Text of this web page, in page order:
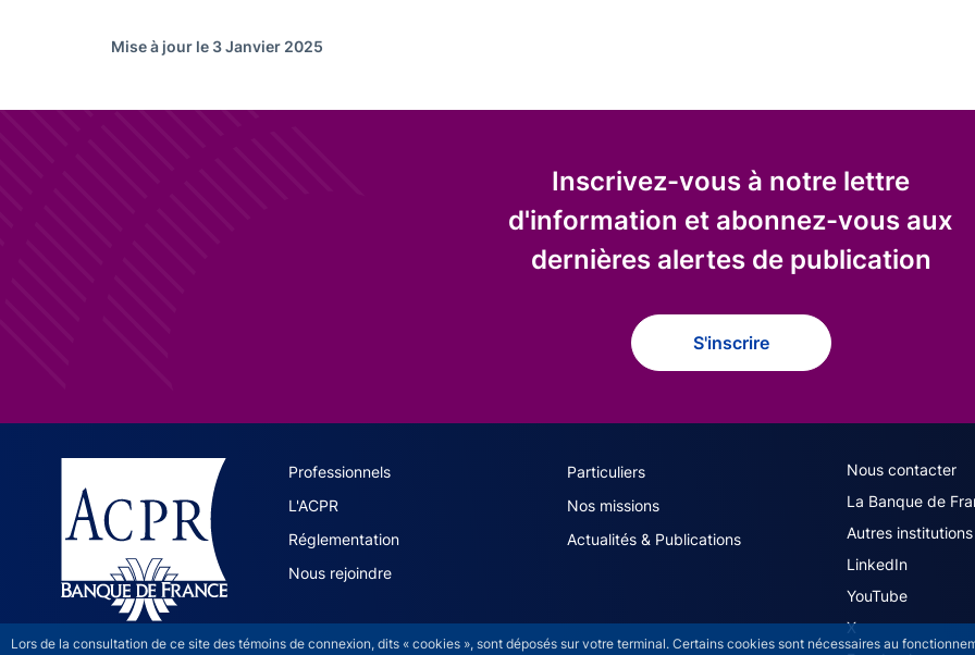
Lors de la consultation de ce site des témoins de connexion, dits « cookies », sont déposés sur votre terminal. Certains cookies sont nécessaires au
Mise à jour le 3 Janvier 2025
Inscrivez-vous à notre lettre
d'information et abonnez-vous aux
dernières alertes de publication
S'inscrire
ACPR site navigation (French)
Professionnels
Particuliers
L'ACPR
Nos missions
Réglementation
Actualités & Publications
Nous rejoindre
ACPR footer
Nous contacter
La Banque de
Autres institutions
LinkedIn
YouTube
X